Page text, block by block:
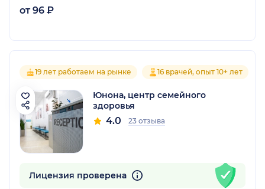
от 96 ₽
19 лет работаем на рынке 16 врачей, опыт 10+ лет
Юнона, центр семейного
здоровья
4.0 23 отзыва
Лицензия проверена